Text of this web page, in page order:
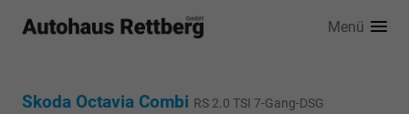
Menü
Skoda Octavia Combi RS 2.0 TSI 7-Gang-DSG